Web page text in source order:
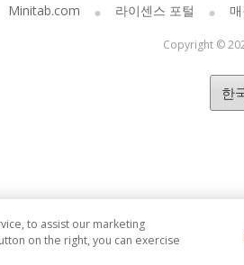
Minitab.com 라이센스 포털
Copyright ©
to assist our marketing
on the right, you can exercise